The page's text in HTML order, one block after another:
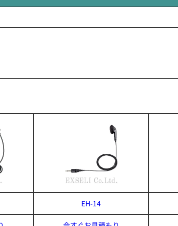
EH-14